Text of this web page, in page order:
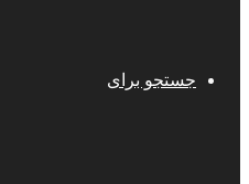
جستجو برای